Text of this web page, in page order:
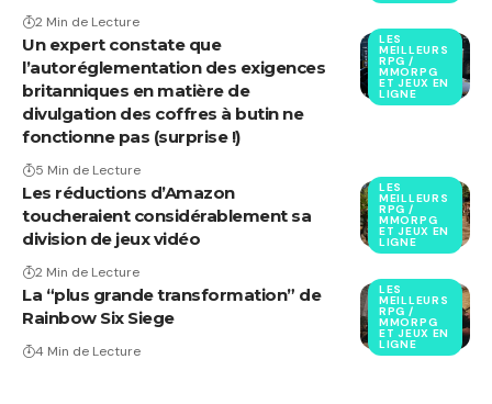
2 Min de Lecture
LES
MEILLEURS
RPG /
MMORPG
ET JEUX EN
LIGNE
Un expert constate que
l’autoréglementation des exigences
britanniques en matière de
divulgation des coffres à butin ne
fonctionne pas (surprise !)
5 Min de Lecture
LES
MEILLEURS
RPG /
MMORPG
ET JEUX EN
LIGNE
Les réductions d’Amazon
toucheraient considérablement sa
division de jeux vidéo
2 Min de Lecture
LES
MEILLEURS
RPG /
MMORPG
ET JEUX EN
LIGNE
La “plus grande transformation” de
Rainbow Six Siege
4 Min de Lecture